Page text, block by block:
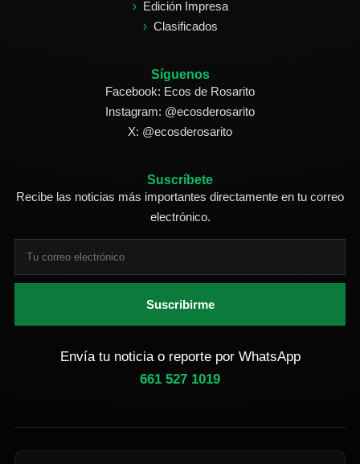
Edición Impresa
Clasificados
Síguenos
Facebook: Ecos de Rosarito
Instagram: @ecosderosarito
X: @ecosderosarito
Suscríbete
Recibe las noticias más importantes directamente en tu correo
electrónico.
Suscribirme
Envía tu noticia o reporte por WhatsApp
661 527 1019